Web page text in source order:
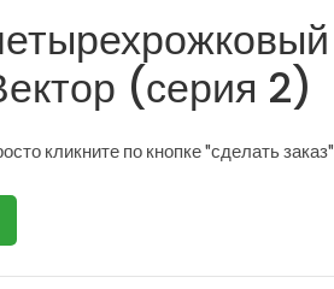
(серия 2)
кликните по кнопке "сделать заказ"